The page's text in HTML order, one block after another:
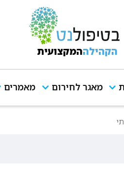
הקהילההמקצועית
מאגר לחירום מאמרים